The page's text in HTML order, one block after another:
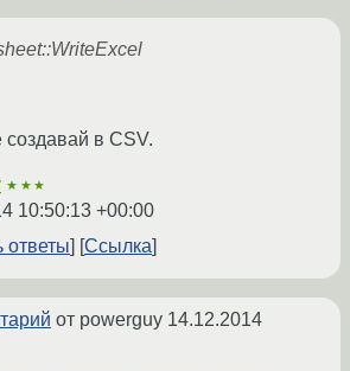
в CSV.
★★★
10:50:13 +00:00
ответы
Ссылка
от powerguy 14.12.2014